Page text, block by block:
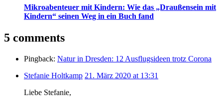
Mikroabenteuer mit Kindern: Wie das „Draußensein mit
Kindern“ seinen Weg in ein Buch fand
5 comments
Pingback: Natur in Dresden: 12 Ausflugsideen trotz Corona
Stefanie Holtkamp 21. März 2020 at 13:31
Liebe Stefanie,